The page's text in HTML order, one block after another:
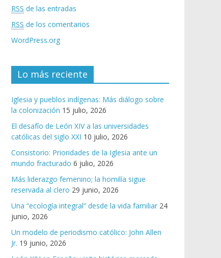
RSS de las entradas
RSS de los comentarios
WordPress.org
Lo más reciente
Iglesia y pueblos indígenas: Más diálogo sobre
la colonización 15 julio, 2026
El desafío de León XIV a las universidades
católicas del siglo XXI 10 julio, 2026
Consistorio: Prioridades de la Iglesia ante un
mundo fracturado 6 julio, 2026
Más liderazgo femenino; la homilía sigue
reservada al clero 29 junio, 2026
Una “ecología integral” desde la vida familiar 24
junio, 2026
Un modelo de periodismo católico: John Allen
Jr. 19 junio, 2026